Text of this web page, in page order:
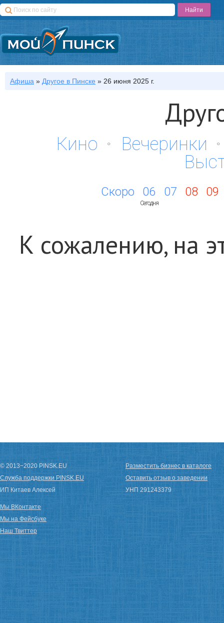
Афиша » Другое в Пинске » 26 июня 2025 г.
Кино
Вечеринки
Скоро 06
Сегодня
07 08 09
К сожалению, на
© 2013−2020 PINSK.EU
Служба поддержки PINSK.EU
ИП Китаев Алексей
Разместить бизнес в каталоге
Оставить отзыв о заведении
УНП 291243379
Мы ВКонтакте
Мы на Фейсбуке
Наш Твиттер